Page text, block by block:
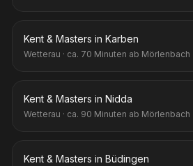
Kent & Masters in Karben
Wetterau · ca. 70 Minuten ab Mörlenbach
Kent & Masters in Nidda
Wetterau · ca. 90 Minuten ab Mörlenbach
Kent & Masters in Büdingen